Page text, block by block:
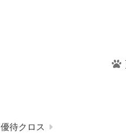
優待クロス